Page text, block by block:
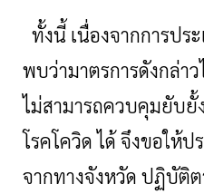
ทั้งนี้ เนื่องจากการป
พบว่ามาตรการดังกล่า
ไม่สามารถควบคุมยับยั้
โรคโควิด ได้ จึงขอให้
จากทางจังหวัด ปฏิบัติ